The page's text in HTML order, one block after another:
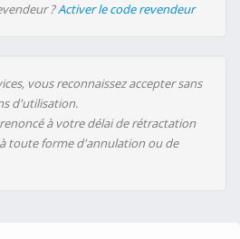
?Activer le code revendeur
vous reconnaissez accepter sans
d'utilisation.
à votre délai de rétractation
toute forme d'annulation ou de